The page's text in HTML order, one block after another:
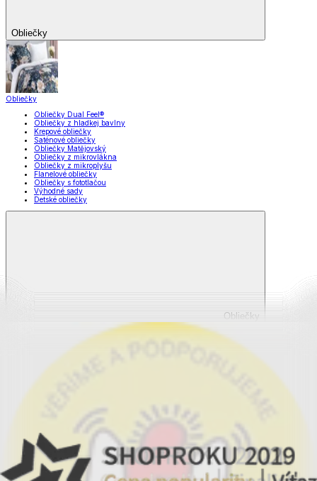
Obliečky
Obliečky
Obliečky Dual Feel®
Obliečky z hladkej bavlny
Krepové obliečky
Saténové obliečky
Obliečky Matějovský
Obliečky z mikrovlákna
Obliečky z mikroplyšu
Flanelové obliečky
Obliečky s fototlačou
Výhodné sady
Detské obliečky
Obliečky
Zobraziť všetko
Všetko z Obliečky